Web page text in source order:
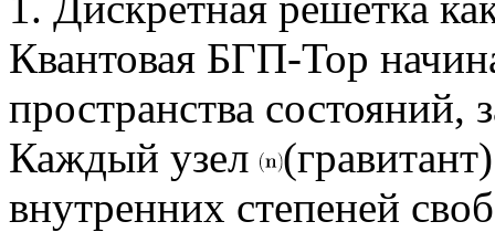
Квантовая БГП-Тор
пространства состояний,
Каждый узел
внутренних степеней